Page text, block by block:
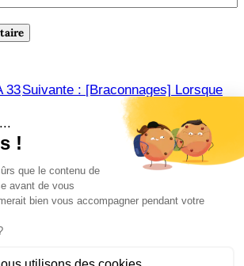
33Suivante : [Braconnages] Lorsque
j’étais une oeuvre d’art / Eric-
Emmanuel SCHMITT →